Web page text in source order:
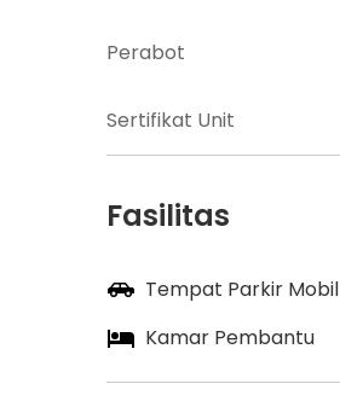
Perabot
Sertifikat Unit
Fasilitas
Tempat Parkir Mobil
Kamar Pembantu